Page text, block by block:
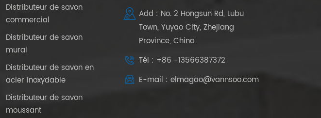
Distributeur de savon
commercial
Distributeur de savon
mural
Distributeur de savon en
acier inoxydable
Distributeur de savon
moussant
Add : No. 2 Hongsun Rd, Lubu
Town, Yuyao City, Zhejiang
Province, China
Tél : +86 -13566387372
E-mail : elmagao@vannsoo.com